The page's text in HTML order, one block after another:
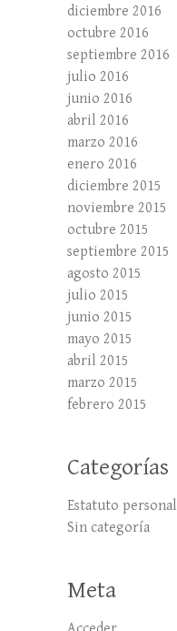
diciembre 2016
octubre 2016
septiembre 2016
julio 2016
junio 2016
abril 2016
marzo 2016
enero 2016
diciembre 2015
noviembre 2015
octubre 2015
septiembre 2015
agosto 2015
julio 2015
junio 2015
mayo 2015
abril 2015
marzo 2015
febrero 2015
Categorías
Estatuto personal
Sin categoría
Meta